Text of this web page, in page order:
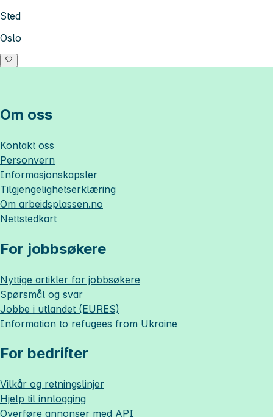
Sted
Oslo
Om oss
Kontakt oss
Personvern
Informasjonskapsler
Tilgjengelighetserklæring
Om arbeidsplassen.no
Nettstedkart
For jobbsøkere
Nyttige artikler for jobbsøkere
Spørsmål og svar
Jobbe i utlandet (EURES)
Information to refugees from Ukraine
For bedrifter
Vilkår og retningslinjer
Hjelp til innlogging
Overføre annonser med API